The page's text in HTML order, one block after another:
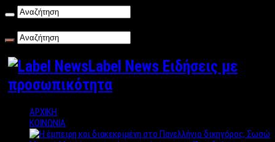
Label News Ειδήσεις με
προσωπικότητα
ΑΡΧΙΚΗ
ΚΟΙΝΩΝΙΑ